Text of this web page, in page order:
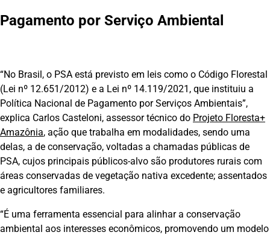
Pagamento por Serviço Ambiental
“No Brasil, o PSA está previsto em leis como o Código Florestal
(Lei nº 12.651/2012) e a Lei nº 14.119/2021, que instituiu a
Política Nacional de Pagamento por Serviços Ambientais”,
explica Carlos Casteloni, assessor técnico do Projeto Floresta+
Amazônia, ação que trabalha em modalidades, sendo uma
delas, a de conservação, voltadas a chamadas públicas de
PSA, cujos principais públicos-alvo são produtores rurais com
áreas conservadas de vegetação nativa excedente; assentados
e agricultores familiares.
“É uma ferramenta essencial para alinhar a conservação
ambiental aos interesses econômicos, promovendo um modelo